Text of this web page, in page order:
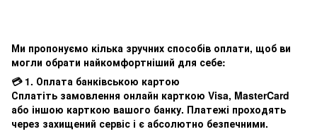
Ми пропонуємо кілька зручних способів оплати, щоб ви
могли обрати найкомфортніший для себе:
💳 1. Оплата банківською картою
Сплатіть замовлення онлайн карткою Visa, MasterCard
або іншою карткою вашого банку. Платежі проходять
через захищений сервіс і є абсолютно безпечними.